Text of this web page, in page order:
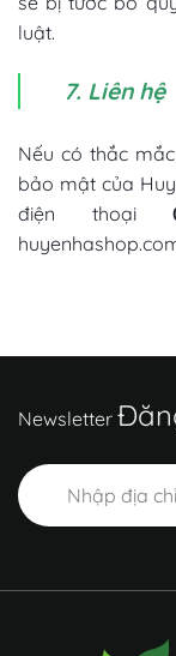
luật.
7. Liên hệ
Nếu có thắc
bảo mật của
điện thoại
Newsletter